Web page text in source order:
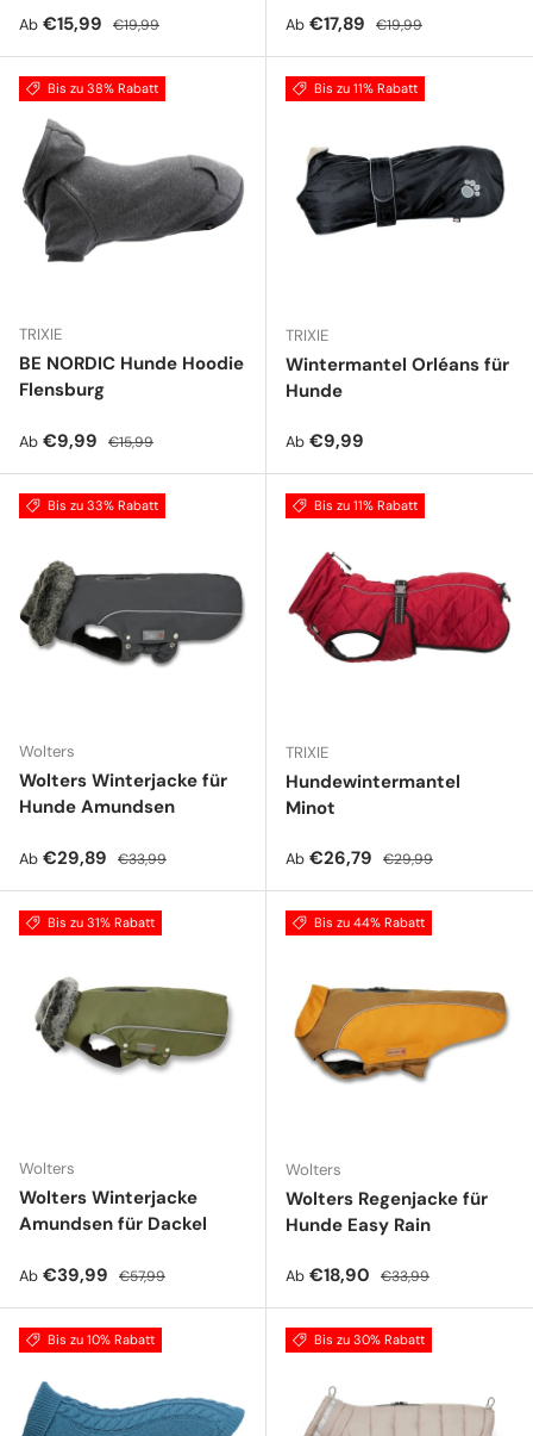
Verkaufspreis
Ab €15,99 Normaler Preis
€19,99 Verkaufspreis
Ab €17,89 Normaler Preis
€19,99
Bis zu 38% Rabatt
TRIXIE
BE NORDIC Hunde Hoodie
Flensburg
Verkaufspreis
Ab €9,99 Normaler Preis
€15,99
Bis zu 11% Rabatt
TRIXIE
Wintermantel Orléans für
Hunde
Normaler Preis
Ab €9,99
Bis zu 33% Rabatt
Wolters
Wolters Winterjacke für
Hunde Amundsen
Verkaufspreis
Ab €29,89 Normaler Preis
€33,99
Bis zu 11% Rabatt
TRIXIE
Hundewintermantel
Minot
Verkaufspreis
Ab €26,79 Normaler Preis
€29,99
Bis zu 31% Rabatt
Wolters
Wolters Winterjacke
Amundsen für Dackel
Verkaufspreis
Ab €39,99 Normaler Preis
€57,99
Bis zu 44% Rabatt
Wolters
Wolters Regenjacke für
Hunde Easy Rain
Verkaufspreis
Ab €18,90 Normaler Preis
€33,99
Bis zu 10% Rabatt Bis zu 30% Rabatt